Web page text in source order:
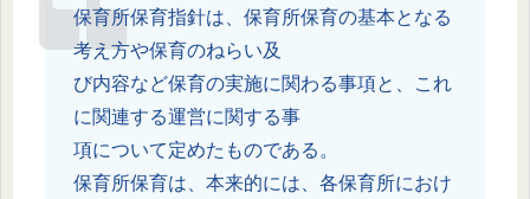
保育所保育指針は、保育所保育の基本となる
考え方や保育のねらい及
び内容など保育の実施に関わる事項と、これ
に関連する運営に関する事
項について定めたものである。
保育所保育は、本来的には、各保育所におけ